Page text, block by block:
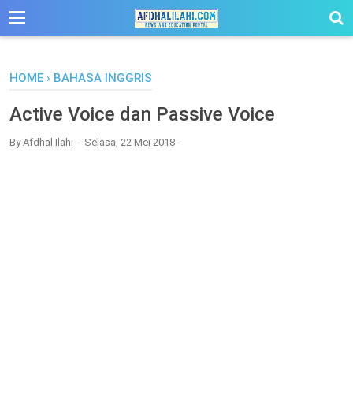
-->
HOME › BAHASA INGGRIS
Active Voice dan Passive Voice
ByAfdhal Ilahi Selasa, 22 Mei 2018